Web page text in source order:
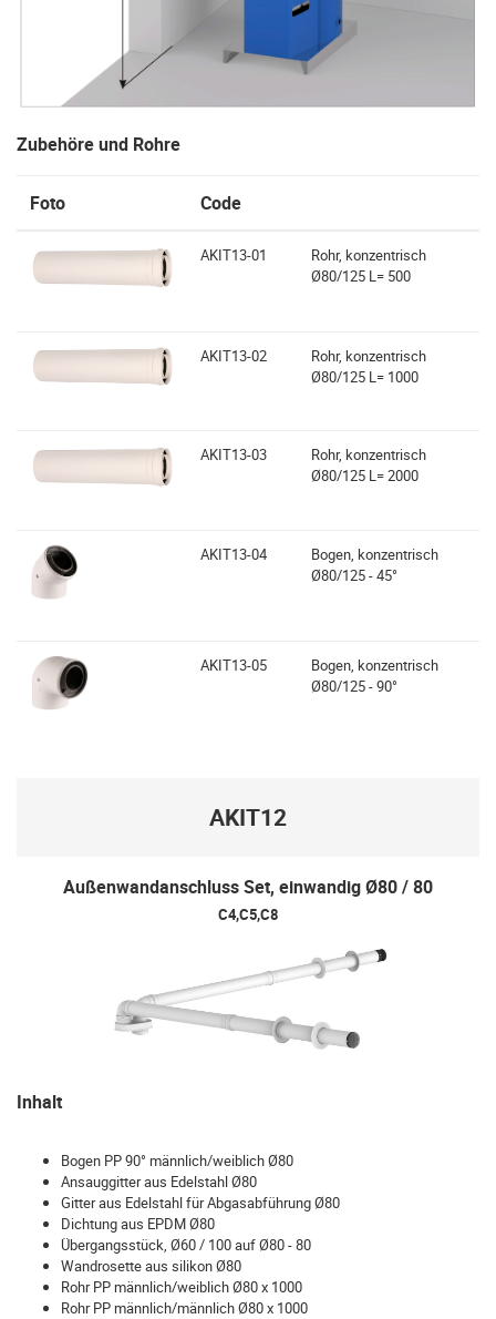
Zubehöre und Rohre
Foto Code
AKIT13-01
Rohr, konzentrisch
Ø80/125 L= 500
AKIT13-02
Rohr, konzentrisch
Ø80/125 L= 1000
AKIT13-03
Rohr, konzentrisch
Ø80/125 L= 2000
AKIT13-04
Bogen, konzentrisch
Ø80/125 - 45°
AKIT13-05
Bogen, konzentrisch
Ø80/125 - 90°
AKIT12
Außenwandanschluss Set, einwandig Ø80 / 80
C4,C5,C8
Inhalt
Bogen PP 90° männlich/weiblich Ø80
Ansauggitter aus Edelstahl Ø80
Gitter aus Edelstahl für Abgasabführung Ø80
Dichtung aus EPDM Ø80
Übergangsstück, Ø60 / 100 auf Ø80 - 80
Wandrosette aus silikon Ø80
Rohr PP männlich/weiblich Ø80 x 1000
Rohr PP männlich/männlich Ø80 x 1000